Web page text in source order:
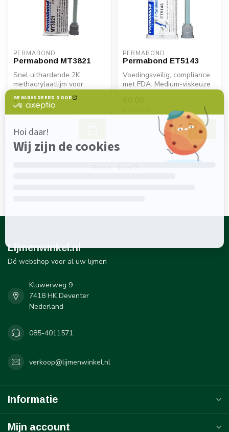
PERMABOND
Permabond MT3821
Snel uithardende 2K
methacrylaatlijm voor
kunststof, metaal en
composieten. Idea...
€16,30
Op voorraad
PERMABOND
Permabond ET5143
Voedingsveilig, compliance
met FDA. Medium-viskeuze
Toon 1 2 van 2
Lijmenwinkel.nl
Dé webshop voor al uw lijmen
Kluwerweg 9
7418 HK Deventer
Nederland
085-4011571
verkoop@lijmenwinkel.nl
Informatie
Mijn account